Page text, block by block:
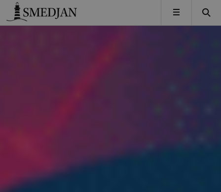
Timbro
MENY